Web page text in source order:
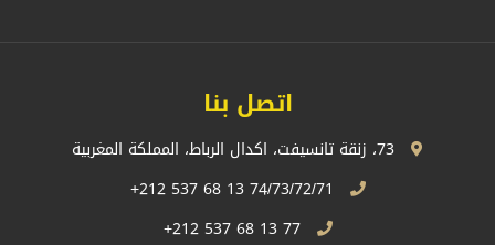
اتصل بنا
77 13 68 537 212+